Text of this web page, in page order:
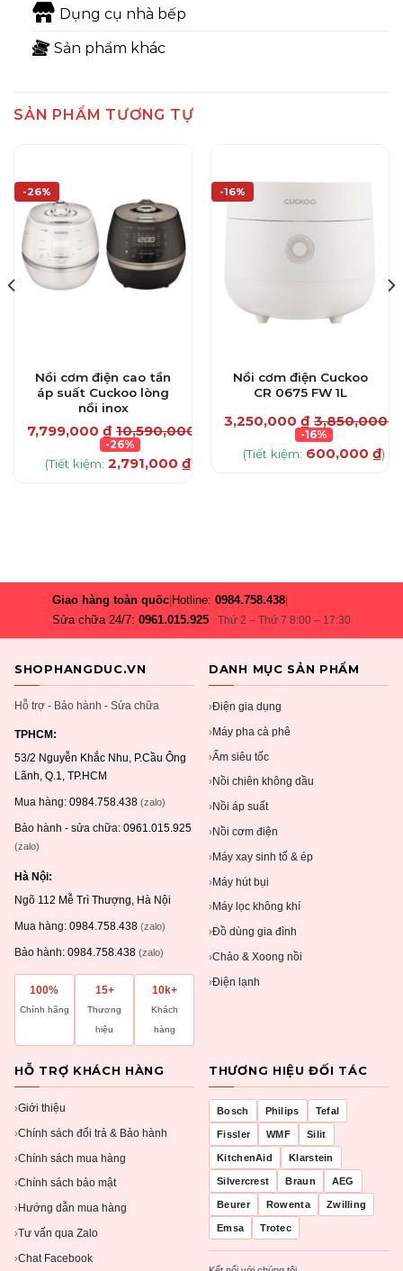
Dụng cụ nhà bếp
Sản phẩm khác
SẢN PHẨM TƯƠNG TỰ
-26%
Nồi cơm điện cao tần
áp suất Cuckoo lòng
nồi inox
7,799,000 ₫ 10,590,000
-26%
(Tiết kiệm:2,791,000₫)
-16%
Nồi cơm điện Cuckoo
CR 0675 FW 1L
3,250,000 ₫ 3,850,000
-16%
(Tiết kiệm: 600,000₫)
Giao hàng toàn quốc Hotline:0984.758.438
Sửa chữa 24/7:0961.015.925 Thứ 2 – Thứ 7 8:00 – 17:30
SHOPHANGDUC.VN
Hỗ trợ - Bảo hành - Sửa chữa
TPHCM:
53/2 Nguyễn Khắc Nhu, P.Cầu Ông
Lãnh, Q.1, TP.HCM
Mua hàng: 0984.758.438 (zalo)
Bảo hành - sửa chữa: 0961.015.925
(zalo)
Hà Nội:
Ngõ 112 Mễ Trì Thượng, Hà Nội
Mua hàng: 0984.758.438 (zalo)
Bảo hành: 0984.758.438 (zalo)
100%
Chính hãng
15+
Thương
hiệu
10k+
Khách
hàng
DANH MỤC SẢN PHẨM
›Điện gia dụng
›Máy pha cà phê
›Ấm siêu tốc
› Nồi chiên không dầu
› Nồi áp suất
› Nồi cơm điện
›Máy xay sinh tố & ép
›Máy hút bụi
› Máy lọc không khí
›Đồ dùng gia đình
›Chảo & Xoong nồi
›Điện lạnh
HỖ TRỢ KHÁCH HÀNG
›Giới thiệu
›Chính sách đổi trả & Bảo hành
›Chính sách mua hàng
›Chính sách bảo mật
› Hướng dẫn mua hàng
›Tư vấn qua Zalo
›Chat Facebook
THƯƠNG HIỆU ĐỐI TÁC
Bosch Philips Tefal
Fissler WMF Silit
KitchenAid Klarstein
Silvercrest Braun AEG
Beurer Rowenta Zwilling
Emsa Trotec